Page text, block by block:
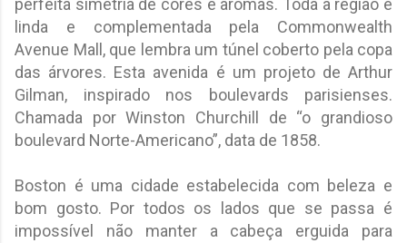
perfeita simetria de cores e aromas. Toda a região é
linda e complementada pela Commonwealth
Avenue Mall, que lembra um túnel coberto pela copa
das árvores. Esta avenida é um projeto de Arthur
Gilman, inspirado nos boulevards parisienses.
Chamada por Winston Churchill de “o grandioso
boulevard Norte-Americano”, data de 1858.
Boston é uma cidade estabelecida com beleza e
bom gosto. Por todos os lados que se passa é
impossível não manter a cabeça erguida para